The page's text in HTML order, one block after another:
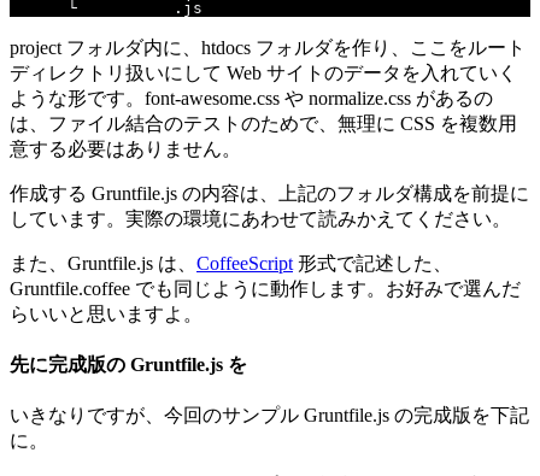
└ . js
project フォルダ内に、htdocs フォルダを作り、ここをルート
ディレクトリ扱いにして Web サイトのデータを入れていく
ような形です。font-awesome.css や normalize.css があるの
は、ファイル結合のテストのためで、無理に CSS を複数用
意する必要はありません。
作成する Gruntfile.js の内容は、上記のフォルダ構成を前提に
しています。実際の環境にあわせて読みかえてください。
また、Gruntfile.js は、 CoffeeScript 形式で記述した、
Gruntfile.coffee でも同じように動作します。お好みで選んだ
らいいと思いますよ。
先に完成版の Gruntfile.js を
いきなりですが、今回のサンプル Gruntfile.js の完成版を下記
に。